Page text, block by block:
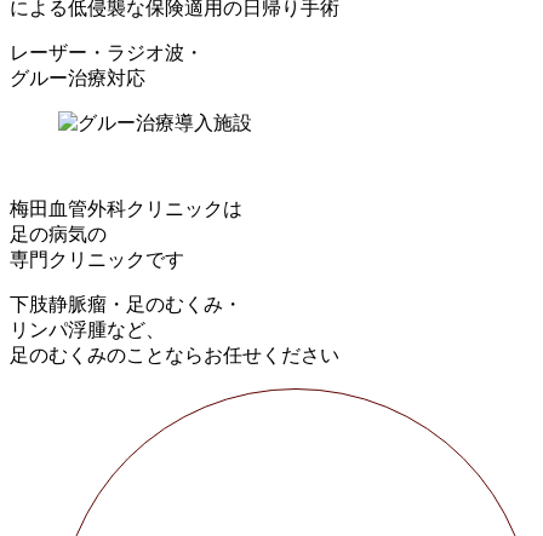
による低侵襲な保険適用の日帰り手術
レーザー・ラジオ波・
グルー治療対応
梅田血管外科クリニックは
足の病気の
専門クリニックです
下肢静脈瘤・足のむくみ・
リンパ浮腫など、
足のむくみのことならお任せください